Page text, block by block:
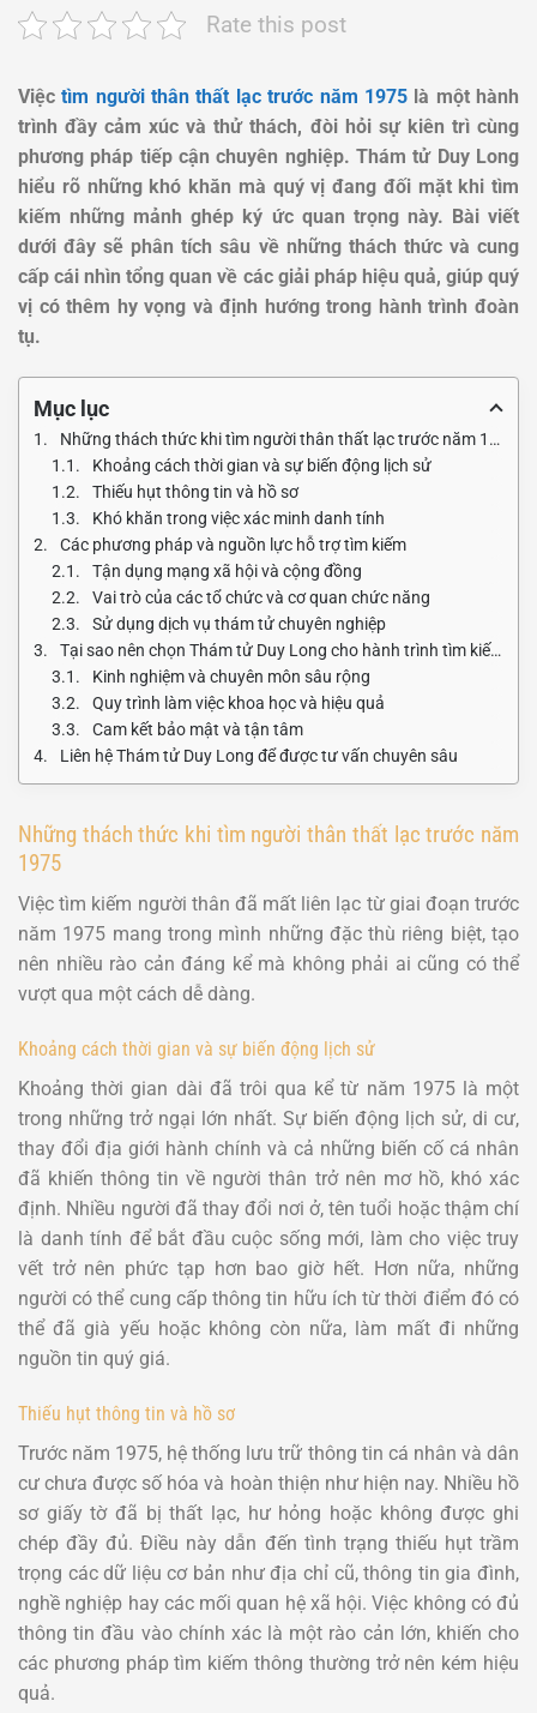
Rate this post
Việctìm người thân thất lạc trước năm 1975là một hành
trình đầy cảm xúc và thử thách, đòi hỏi sự kiên trì cùng
phương pháp tiếp cận chuyên nghiệp. Thám tử Duy Long
hiểu rõ những khó khăn mà quý vị đang đối mặt khi tìm
kiếm những mảnh ghép ký ức quan trọng này. Bài viết
dưới đây sẽ phân tích sâu về những thách thức và cung
cấp cái nhìn tổng quan về các giải pháp hiệu quả, giúp quý
vị có thêm hy vọng và định hướng trong hành trình đoàn
tụ.
Mục lục
Những thách thức khi tìm người thân thất lạc trước năm 1975
Khoảng cách thời gian và sự biến động lịch sử
Thiếu hụt thông tin và hồ sơ
Khó khăn trong việc xác minh danh tính
Các phương pháp và nguồn lực hỗ trợ tìm kiếm
Tận dụng mạng xã hội và cộng đồng
Vai trò của các tổ chức và cơ quan chức năng
Sử dụng dịch vụ thám tử chuyên nghiệp
Tại sao nên chọn Thám tử Duy Long cho hành trình tìm kiếm này
Kinh nghiệm và chuyên môn sâu rộng
Quy trình làm việc khoa học và hiệu quả
Cam kết bảo mật và tận tâm
Liên hệ Thám tử Duy Long để được tư vấn chuyên sâu
Những thách thức khi tìm người thân thất lạc trước năm
1975
Việc tìm kiếm người thân đã mất liên lạc từ giai đoạn trước
năm 1975 mang trong mình những đặc thù riêng biệt, tạo
nên nhiều rào cản đáng kể mà không phải ai cũng có thể
vượt qua một cách dễ dàng.
Khoảng cách thời gian và sự biến động lịch sử
Khoảng thời gian dài đã trôi qua kể từ năm 1975 là một
trong những trở ngại lớn nhất. Sự biến động lịch sử, di cư,
thay đổi địa giới hành chính và cả những biến cố cá nhân
đã khiến thông tin về người thân trở nên mơ hồ, khó xác
định. Nhiều người đã thay đổi nơi ở, tên tuổi hoặc thậm chí
là danh tính để bắt đầu cuộc sống mới, làm cho việc truy
vết trở nên phức tạp hơn bao giờ hết. Hơn nữa, những
người có thể cung cấp thông tin hữu ích từ thời điểm đó có
thể đã già yếu hoặc không còn nữa, làm mất đi những
nguồn tin quý giá.
Thiếu hụt thông tin và hồ sơ
Trước năm 1975, hệ thống lưu trữ thông tin cá nhân và dân
cư chưa được số hóa và hoàn thiện như hiện nay. Nhiều hồ
sơ giấy tờ đã bị thất lạc, hư hỏng hoặc không được ghi
chép đầy đủ. Điều này dẫn đến tình trạng thiếu hụt trầm
trọng các dữ liệu cơ bản như địa chỉ cũ, thông tin gia đình,
nghề nghiệp hay các mối quan hệ xã hội. Việc không có đủ
thông tin đầu vào chính xác là một rào cản lớn, khiến cho
các phương pháp tìm kiếm thông thường trở nên kém hiệu
quả.